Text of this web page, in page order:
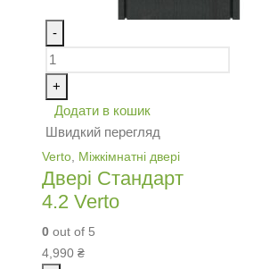
-
+
Додати в кошик
Швидкий перегляд
Verto, Міжкімнатні двері
Двері Стандарт
4.2 Verto
0 out of 5
4,990 ₴